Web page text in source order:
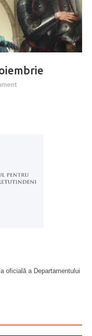
oficială a Departamentului